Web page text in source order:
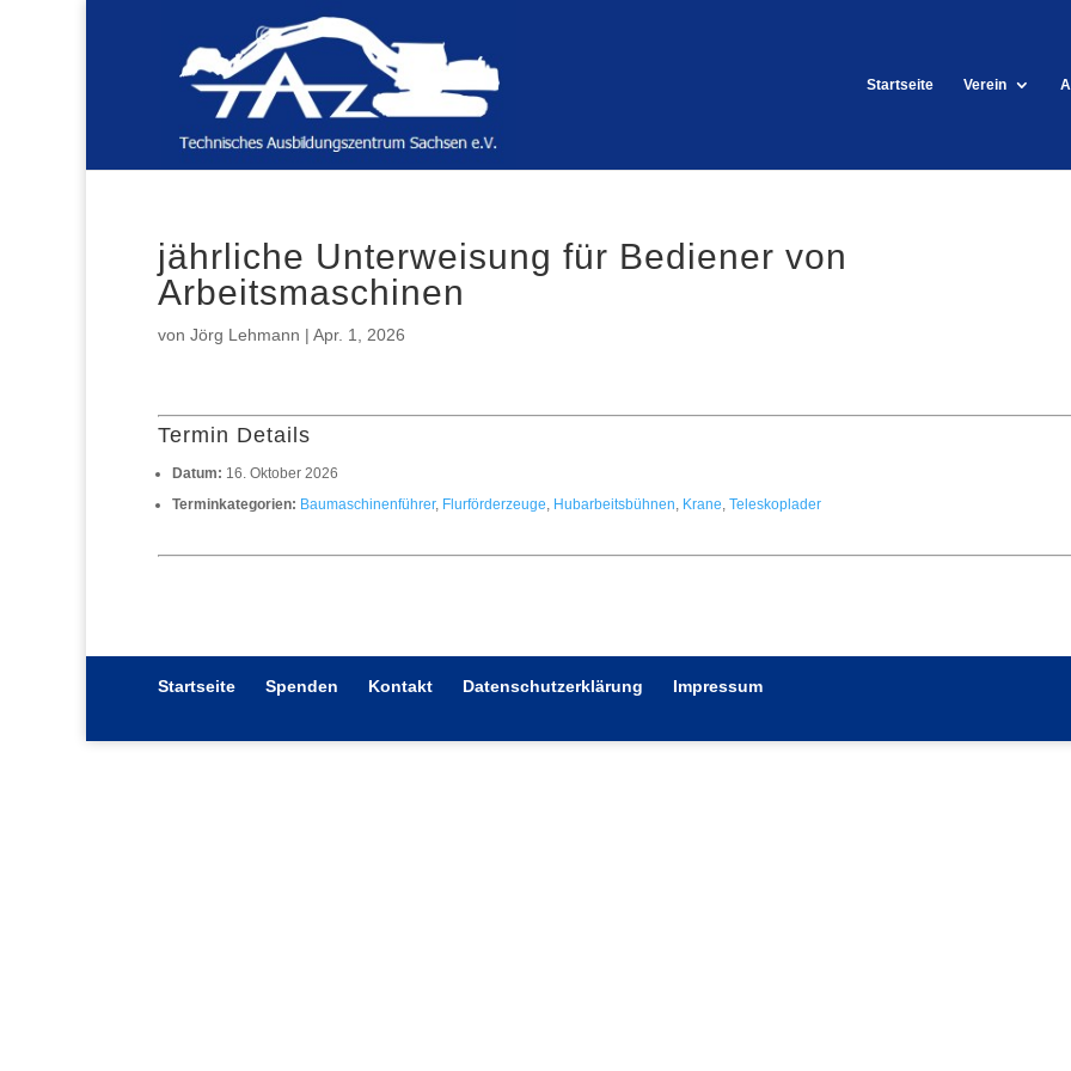
Startseite Verein
jährliche Unterweisung für Bediener von
Arbeitsmaschinen
von Jörg Lehmann | Apr. 1, 2026
Termin Details
Datum: 16. Oktober 2026
Terminkategorien: Baumaschinenführer, Flurförderzeuge, Hubarbeitsbühnen, Krane, Teleskoplader
Startseite Spenden Kontakt Datenschutzerklärung Impressum